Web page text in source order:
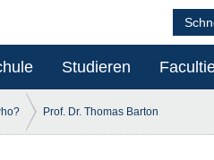
Studieren
Prof. Dr. Thomas Barton